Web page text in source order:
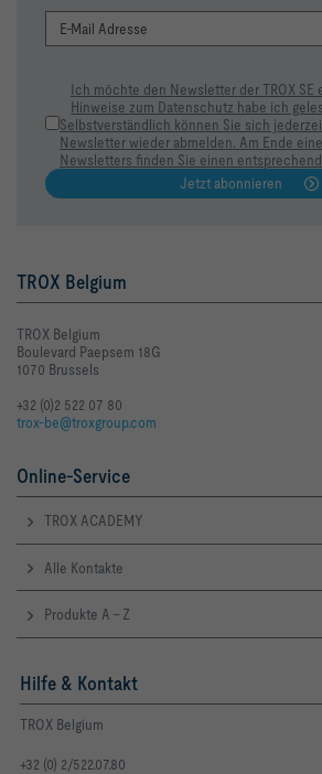
Ich möchte den Newsletter der TROX SE
Hinweise zum Datenschutz habe ich
Selbstverständlich können Sie sich
Newsletter wieder abmelden. Am Ende
Newsletters finden Sie einen
Jetzt abonnieren
TROX Belgium
TROX Belgium
Boulevard Paepsem 18G
1070 Brussels
+32 (0)2 522 07 80
trox-be@troxgroup.com
Online-Service
TROX ACADEMY
Alle Kontakte
Produkte A - Z
Hilfe & Kontakt
TROX Belgium
+32 (0) 2/522.07.80